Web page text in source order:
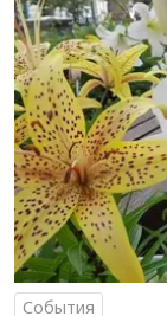
События